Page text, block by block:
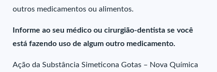
outros medicamentos ou alimentos.
Informe ao seu médico ou cirurgião-dentista se você
está fazendo uso de algum outro medicamento.
Ação da Substância Simeticona Gotas – Nova Química